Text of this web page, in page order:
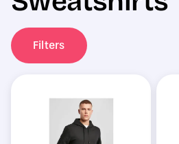
DTF Transfers
Filters